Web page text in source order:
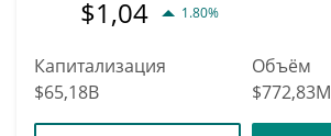
$1,04 1.80%
Капитализация
$65,18B
Объём
$772,83M